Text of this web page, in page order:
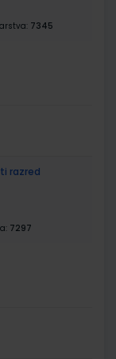
7345
razred
7297